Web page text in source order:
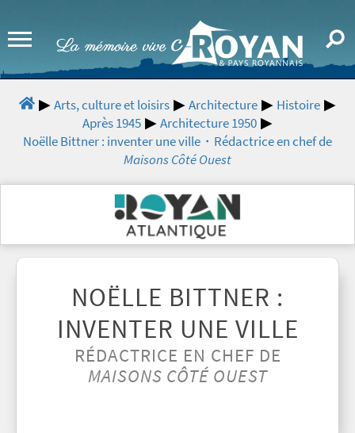
Arts, culture et loisirs Architecture
Histoire
Après 1945
Architecture 1950
Noëlle Bittner : inventer une ville・Rédactrice en chef de
Maisons Côté Ouest
NOËLLE BITTNER :
INVENTER UNE VILLE
RÉDACTRICE EN CHEF DE
MAISONS CÔTÉ OUEST